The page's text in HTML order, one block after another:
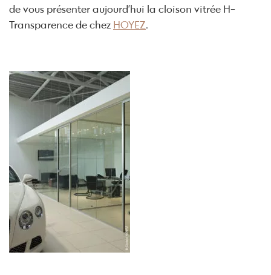
de vous présenter aujourd’hui la cloison vitrée H-
Transparence de chez HOYEZ.